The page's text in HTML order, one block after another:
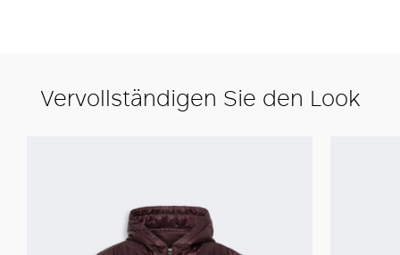
Vervollständigen Sie den Look